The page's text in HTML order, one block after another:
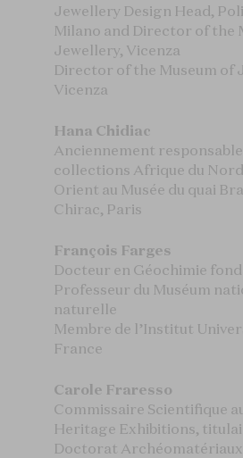
Jewellery Design Head,
Milano and Director of the
Jewellery, Vicenza
Director of the Museum of
Vicenza
Hana Chidiac
Anciennement
collections Afrique du
Orient au Musée du quai
Chirac, Paris
François Farges
Docteur en Géochimie
Professeur du Muséum
naturelle
Membre de l’Institut
France
Carole Fraresso
Commissaire Scientifique
Heritage Exhibitions,
Doctorat Archéomatériaux